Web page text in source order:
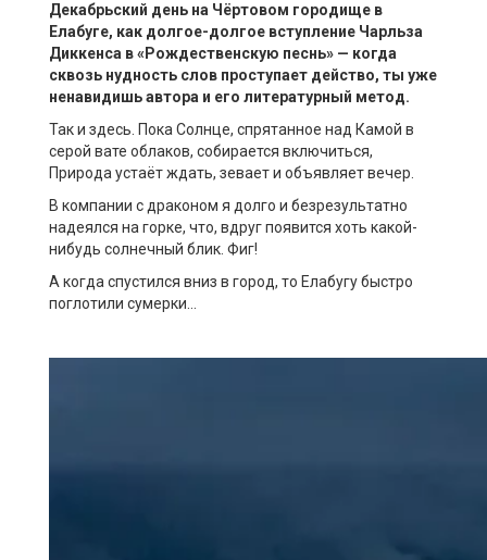
Декабрьский день на Чёртовом городище в
Елабуге, как долгое-долгое вступление Чарльза
Диккенса в «Рождественскую песнь» — когда
сквозь нудность слов проступает действо, ты уже
ненавидишь автора и его литературный метод.
Так и здесь. Пока Солнце, спрятанное над Камой в
серой вате облаков, собирается включиться,
Природа устаёт ждать, зевает и объявляет вечер.
В компании с драконом я долго и безрезультатно
надеялся на горке, что, вдруг появится хоть какой-
нибудь солнечный блик. Фиг!
А когда спустился вниз в город, то Елабугу быстро
поглотили сумерки…